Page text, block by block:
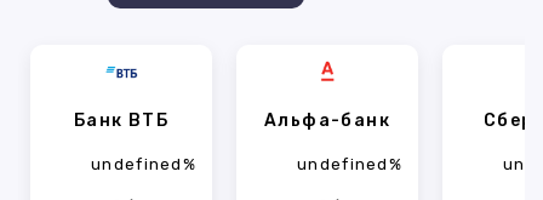
Банк ВТБ
undefined%
Альфа-банк
undefined%